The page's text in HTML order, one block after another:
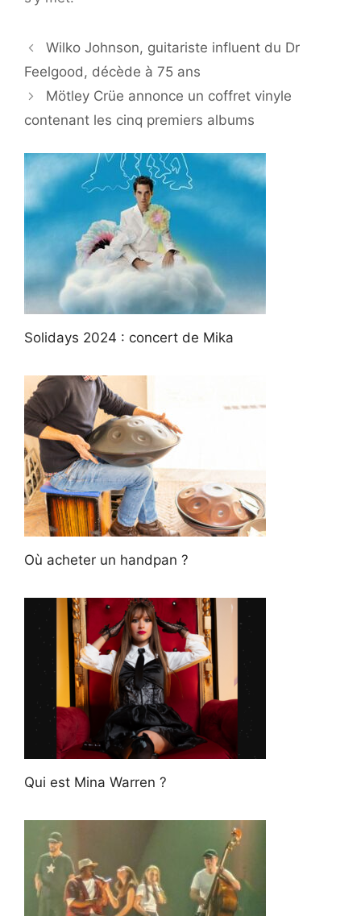
Wilko Johnson, guitariste influent du Dr
Feelgood, décède à 75 ans
Mötley Crüe annonce un coffret vinyle
contenant les cinq premiers albums
Solidays 2024 : concert de Mika
Où acheter un handpan ?
Qui est Mina Warren ?